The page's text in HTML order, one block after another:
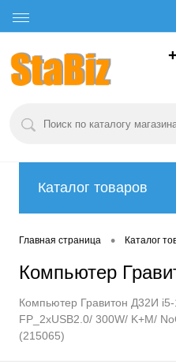
Каталог товаров
Главная страница • Каталог
Компьютер
Компьютер Гравитон Д32И
FP_2xUSB2.0/ 300W/ K+M/
(215065)